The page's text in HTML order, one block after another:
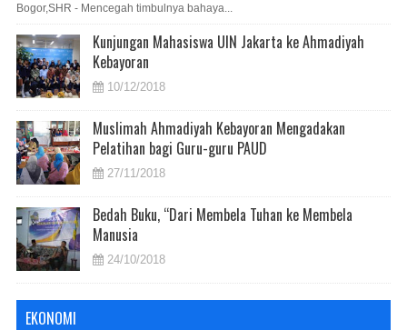
Bogor,SHR - Mencegah timbulnya bahaya...
Kunjungan Mahasiswa UIN Jakarta ke Ahmadiyah
Kebayoran
10/12/2018
Muslimah Ahmadiyah Kebayoran Mengadakan
Pelatihan bagi Guru-guru PAUD
27/11/2018
Bedah Buku, “Dari Membela Tuhan ke Membela
Manusia
24/10/2018
EKONOMI